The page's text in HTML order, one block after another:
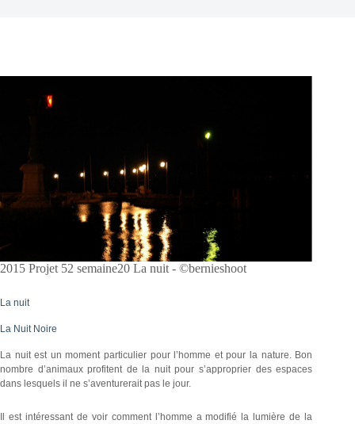
2015 Projet 52 semaine20 La nuit - ©bernieshoot
La nuit
La Nuit Noire
La nuit est un moment particulier pour l’homme et pour la nature. Bon
nombre d’animaux profitent de la nuit pour s’approprier des espaces
dans lesquels il ne s’aventurerait pas le jour.
Il est intéressant de voir comment l’homme a modifié la lumière de la